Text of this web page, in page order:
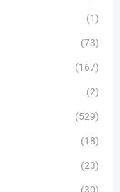
(1)
(73)
(167)
(2)
(529)
(18)
(23)
(30)